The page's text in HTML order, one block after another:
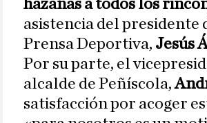
hazañas a todos los
asistencia del presidente
Prensa Deportiva, Jesús
Por su parte, el
alcalde de Peñíscola,
satisfacción por acoger